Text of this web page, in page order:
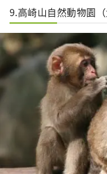
9.高崎山自然動物園（